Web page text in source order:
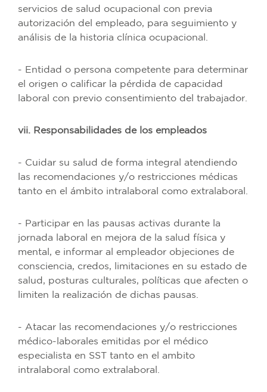
servicios de salud ocupacional con previa
autorización del empleado, para seguimiento y
análisis de la historia clínica ocupacional.
- Entidad o persona competente para determinar
el origen o calificar la pérdida de capacidad
laboral con previo consentimiento del trabajador.
vii. Responsabilidades de los empleados
- Cuidar su salud de forma integral atendiendo
las recomendaciones y/o restricciones médicas
tanto en el ámbito intralaboral como extralaboral.
- Participar en las pausas activas durante la
jornada laboral en mejora de la salud física y
mental, e informar al empleador objeciones de
consciencia, credos, limitaciones en su estado de
salud, posturas culturales, políticas que afecten o
limiten la realización de dichas pausas.
- Atacar las recomendaciones y/o restricciones
médico-laborales emitidas por el médico
especialista en SST tanto en el ambito
intralaboral como extralaboral.